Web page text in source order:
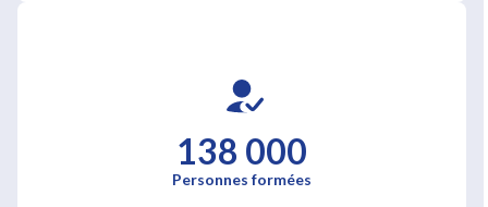
138 000
Personnes formées